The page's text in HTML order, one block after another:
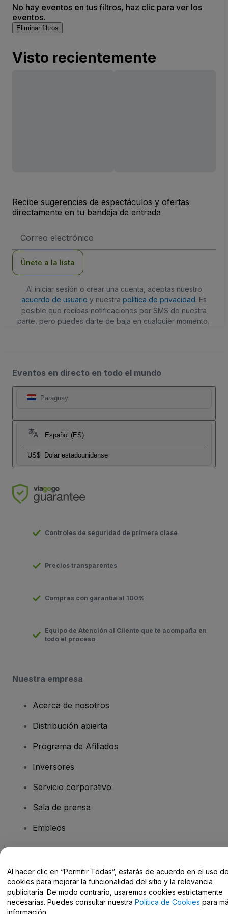
No hay eventos en tus filtros, haz clic para ver los
eventos.
Eliminar filtros
Visto recientemente
Recibe sugerencias de espectáculos y ofertas
directamente en tu bandeja de entrada
de
Únete a la lista
Al iniciar sesión o crear una cuenta, aceptas nuestro
acuerdo de usuario y nuestra política de privacidad. Es
posible que recibas notificaciones por SMS de nuestra
parte, pero puedes darte de baja en cualquier momento.
Eventos en directo en todo el mundo
Paraguay
Español (ES)
US$ Dolar estadounidense
Controles de seguridad de primera clase
Precios transparentes
Compras con garantía al 100%
Equipo de Atención al Cliente que te acompaña en
todo el proceso
Nuestra empresa
Acerca de nosotros
Distribución abierta
Programa de Afiliados
Inversores
Servicio corporativo
Sala de prensa
Empleos
Centro de Ayuda / Contacto
Al hacer clic en “Permitir Todas”, estarás de acuerdo en el uso
cookies para mejorar la funcionalidad del sitio y la relevancia
publicitaria. De modo contrario, usaremos cookies estrictamente
necesarias. Puedes consultar nuestra Política de Cookies para
información.